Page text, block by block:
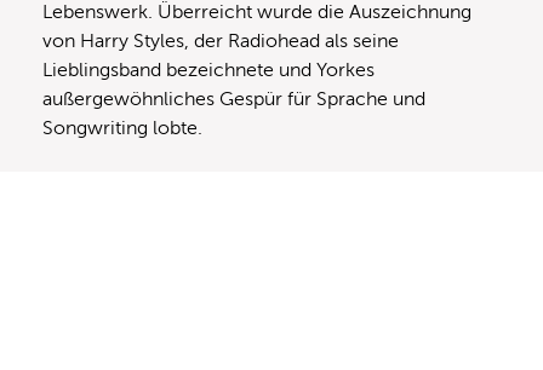
Lebenswerk. Überreicht wurde die Auszeichnung
von Harry Styles, der Radiohead als seine
Lieblingsband bezeichnete und Yorkes
außergewöhnliches Gespür für Sprache und
Songwriting lobte.